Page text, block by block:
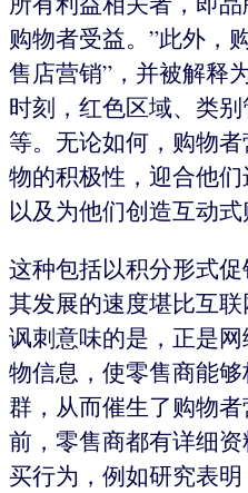
购物者受益。”此外，
售店营销”，并被解释
时刻，红色区域、类
等。无论如何，购物
物的积极性，迎合他
以及为他们创造互动式
这种包括以积分形式
其发展的速度堪比互
讽刺意味的是，正是
物信息，使零售商能
群，从而催生了购物
前，零售商都有详细
买行为，例如研究表